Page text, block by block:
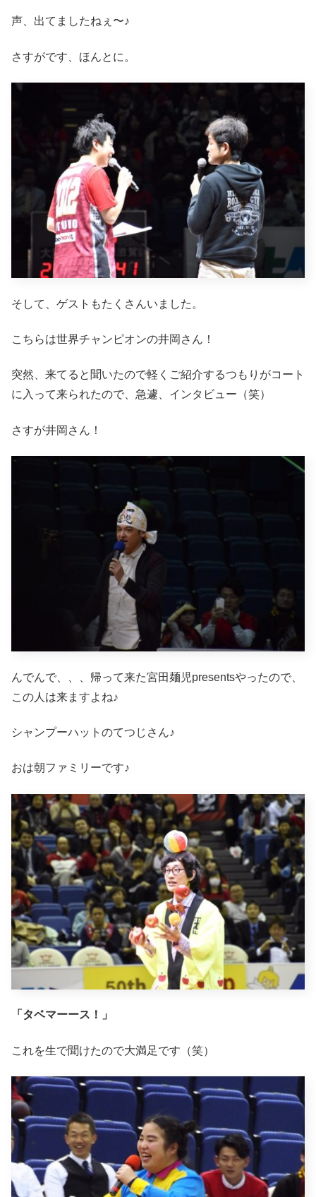
声、出てましたねぇ〜♪
さすがです、ほんとに。
そして、ゲストもたくさんいました。
こちらは世界チャンピオンの井岡さん！
突然、来てると聞いたので軽くご紹介するつもりがコート
に入って来られたので、急遽、インタビュー（笑）
さすが井岡さん！
んでんで、、、帰って来た宮田麺児presentsやったので、
この人は来ますよね♪
シャンプーハットのてつじさん♪
おは朝ファミリーです♪
「タベマーース！」
これを生で聞けたので大満足です（笑）